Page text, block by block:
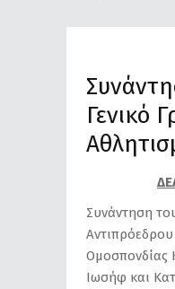
Γενικό
Συνάντηση
Ομοσπονδίας
Ιωσήφ και